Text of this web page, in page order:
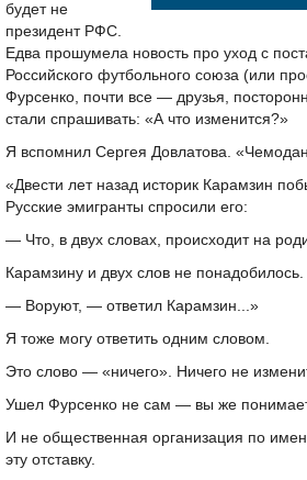
будет не
президент РФС.
Едва прошумела новость про уход с
Российского футбольного союза (или
Фурсенко, почти все — друзья,
стали спрашивать: «А что изменится?»
Я вспомнил Сергея Довлатова.
«Двести лет назад историк Карамзин
Русские эмигранты спросили его:
— Что, в двух словах, происходит на
Карамзину и двух слов не понадобилось.
— Воруют, — ответил Карамзин...»
Я тоже могу ответить одним словом.
Это слово — «ничего». Ничего не
Ушел Фурсенко не сам — вы же
И не общественная организация по
эту отставку.